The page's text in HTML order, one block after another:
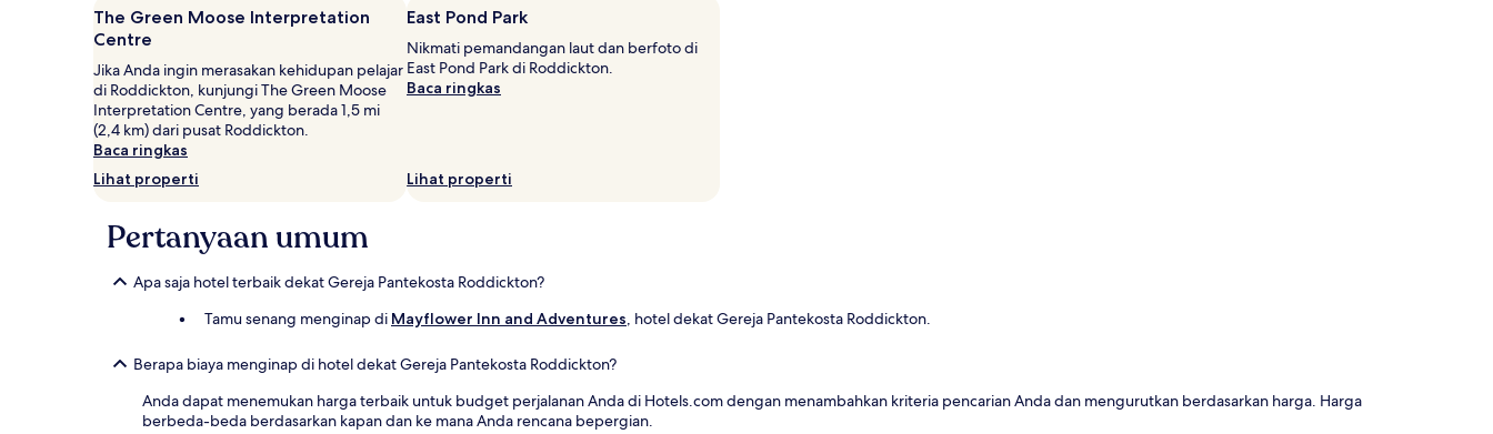
1
malam
untuk
2
tamu
dewasa.
Harga
dan
ketersediaan
dapat
sewaktu-
waktu.
tambahan
The Green Moose Interpretation
Centre
Jika Anda ingin merasakan kehidupan pelajar
di Roddickton, kunjungi The Green Moose
Interpretation Centre, yang berada 1,5 mi
(2,4 km) dari pusat Roddickton.
Baca ringkas
Lihat properti
East Pond Park
Nikmati pemandangan laut dan berfoto di
East Pond Park di Roddickton.
Baca ringkas
Lihat properti
Pertanyaan umum
Apa saja hotel terbaik dekat Gereja Pantekosta Roddickton?
Tamu senang menginap di Mayflower Inn and Adventures, hotel dekat Gereja Pantekosta Roddickton.
Berapa biaya menginap di hotel dekat Gereja Pantekosta Roddickton?
Anda dapat menemukan harga terbaik untuk budget perjalanan Anda di Hotels.com dengan menambahkan kriteria pencarian Anda dan mengurutkan berdasarkan harga. Harga
berbeda-beda berdasarkan kapan dan ke mana Anda rencana bepergian.